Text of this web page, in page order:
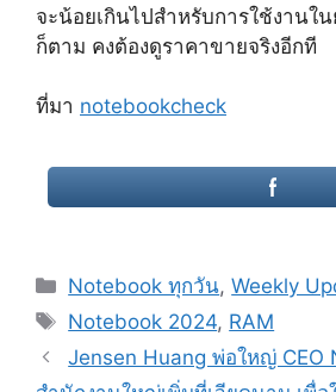
จะน้อยเกินไปสำหรับการใช้งานใ
ก็ตาม คงต้องดูราคาขายจริงอีกที
ที่มา notebookcheck
Categories
Notebook ทุกวัน,Weekly
Tags
Notebook 2024, RAM
Post
navigation
Jensen Huang พ่อใหญ่ CEO